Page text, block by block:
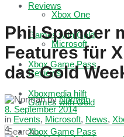
Reviews
Games with Gold
Xbox Game Pass
Xboxmedia hilft
Xbox One
Microsoft
Reviews
Games with Gold
Xbox Game Pass
Phil Spencer
Features für
das Gold
by Norman
8. September 2014
in Events, Microsoft, News,
4